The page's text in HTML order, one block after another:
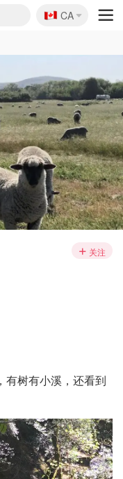
🇨🇦
CA
关注
有树有小溪，还看到